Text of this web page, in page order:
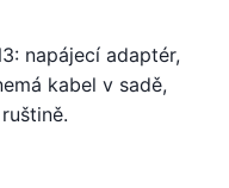
napájecí adaptér,
kabel v sadě,